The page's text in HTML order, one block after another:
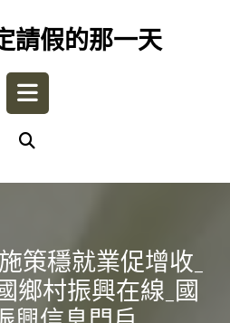
請假的那一天
Open
策穩就業促增收_
鄉村振興在線_國